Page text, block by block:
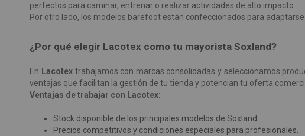
perfectos para caminar, entrenar o realizar actividades de alto impacto.
Por otro lado, los modelos barefoot están confeccionados para
¿Por qué elegir Lacotex como tu mayorista Soxland?
En Lacotextrabajamos con marcas consolidadas y seleccionamos
ventajas que facilitan la gestión de tu tienda y potencian tu oferta
Ventajas de trabajar con Lacotex:
Stock disponible de los principales modelos de Soxland.
Precios competitivos y condiciones especiales para profesionales.